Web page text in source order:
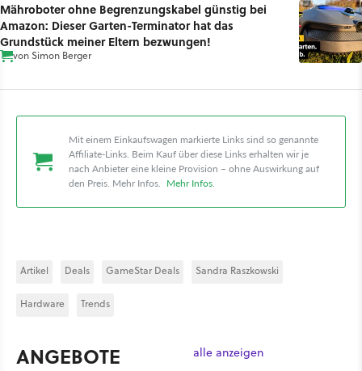
Mähroboter ohne Begrenzungskabel günstig bei
Amazon: Dieser Garten-Terminator hat das
Grundstück meiner Eltern bezwungen!
vonSimon Berger
Mit einem Einkaufswagen markierte Links sind so genannte
Affiliate-Links. Beim Kauf über diese Links erhalten wir je
nach Anbieter eine kleine Provision – ohne Auswirkung auf
den Preis. Mehr Infos. Mehr Infos.
Artikel Deals GameStar Deals Sandra Raszkowski
Hardware Trends
ANGEBOTE alle anzeigen